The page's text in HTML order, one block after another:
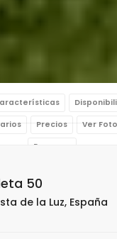
Precios Ver
Reservar
50
de la Luz, España